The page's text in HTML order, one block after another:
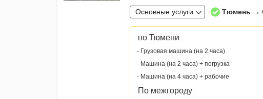
Основные услуги
Тюмень →
по Тюмени :
- Грузовая машина (на 2 часа)
- Машина (на 2 часа) + погрузка
- Машина (на 4 часа) + рабочие
По межгороду :